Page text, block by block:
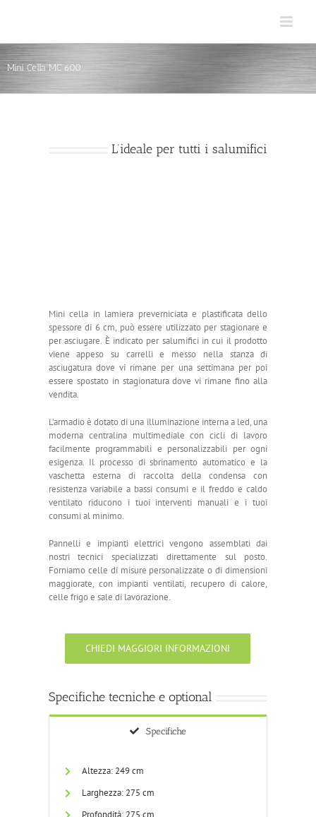
Mini Cella MC 600
L’ideale per tutti i salumifici
Mini cella in lamiera preverniciata e plastificata dello
spessore di 6 cm, può essere utilizzato per stagionare e
per asciugare. È indicato per salumifici in cui il prodotto
viene appeso su carrelli e messo nella stanza di
asciugatura dove vi rimane per una settimana per poi
essere spostato in stagionatura dove vi rimane fino alla
vendita.
L’armadio è dotato di una illuminazione interna a led, una
moderna centralina multimediale con cicli di lavoro
facilmente programmabili e personalizzabili per ogni
esigenza. Il processo di sbrinamento automatico e la
vaschetta esterna di raccolta della condensa con
resistenza variabile a bassi consumi e il freddo e caldo
ventilato riducono i tuoi interventi manuali e i tuoi
consumi al minimo.
Pannelli e impianti elettrici vengono assemblati dai
nostri tecnici specializzati direttamente sul posto.
Forniamo celle di misure personalizzate o di dimensioni
maggiorate, con impianti ventilati, recupero di calore,
celle frigo e sale di lavorazione.
CHIEDI MAGGIORI INFORMAZIONI
Specifiche tecniche e optional
Specifiche
Altezza: 249 cm
Larghezza: 275 cm